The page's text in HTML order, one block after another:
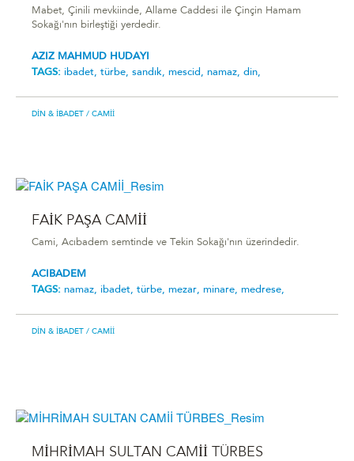
Mabet, Çinili mevkiinde, Allame Caddesi ile Çinçin Hamam
Sokağı'nın birleştiği yerdedir.
AZIZ MAHMUD HUDAYI
TAGS: ibadet, türbe, sandık, mescid, namaz, din,
DIN & İBADET / CAMII
FAİK PAŞA CAMİİ
Cami, Acıbadem semtinde ve Tekin Sokağı'nın üzerindedir.
ACIBADEM
TAGS: namaz, ibadet, türbe, mezar, minare, medrese,
DIN & İBADET / CAMII
MİHRİMAH SULTAN CAMİİ TÜRBES